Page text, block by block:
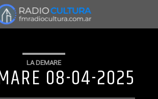
LA DEMARE
08-04-2025